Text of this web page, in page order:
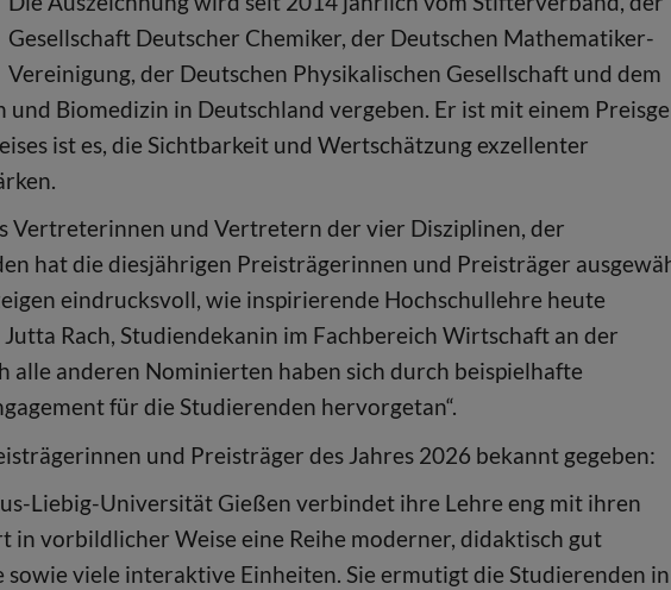
Gesellschaft Deutscher Chemiker, der Deutschen Mathematiker-
Vereinigung, der Deutschen Physikalischen Gesellschaft und dem
Biomedizin in Deutschland vergeben. Er ist mit einem
ist es, die Sichtbarkeit und Wertschätzung exzellenter
Vertreterinnen und Vertretern der vier Disziplinen, der
hat die diesjährigen Preisträgerinnen und Preisträger
eindrucksvoll, wie inspirierende Hochschullehre heute
Rach, Studiendekanin im Fachbereich Wirtschaft an der
alle anderen Nominierten haben sich durch beispielhafte
für die Studierenden hervorgetan“.
und Preisträger des Jahres 2026 bekannt gegeben:
Liebig-Universität Gießen verbindet ihre Lehre eng mit ihren
in vorbildlicher Weise eine Reihe moderner, didaktisch gut
viele interaktive Einheiten. Sie ermutigt die Studierenden in